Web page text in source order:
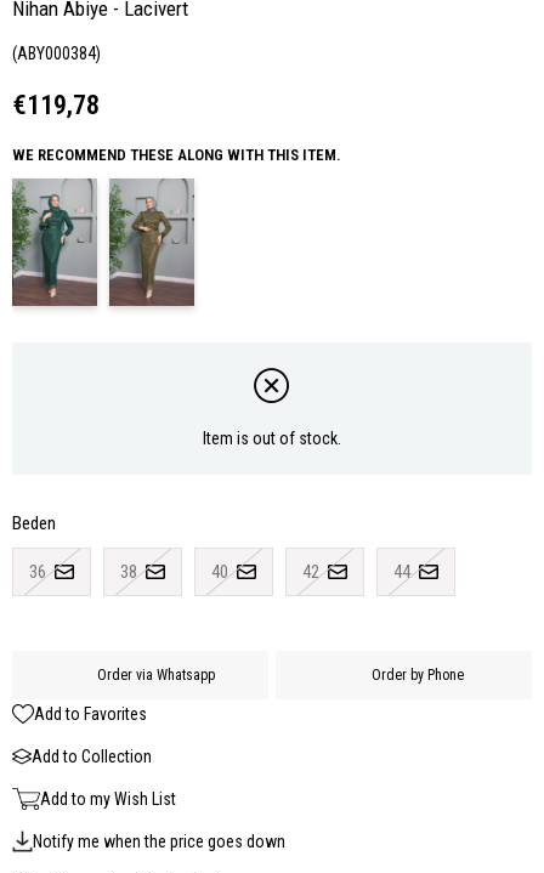
Nihan Abiye - Lacivert
(ABY000384)
€119,78
WE RECOMMEND THESE ALONG WITH THIS ITEM.
Item is out of stock.
Beden
36 38 40 42 44
Order via Whatsapp Order by Phone
Add to Favorites
Add to Collection
Add to my Wish List
Notify me when the price goes down